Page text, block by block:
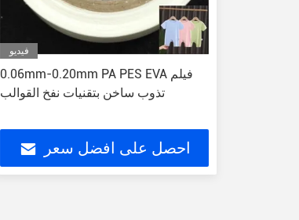
فيديو
0.06mm-0.20mm PA PES EVA فيلم
تذوب ساخن بتقنيات نفخ القوالب
احصل على افضل سعر